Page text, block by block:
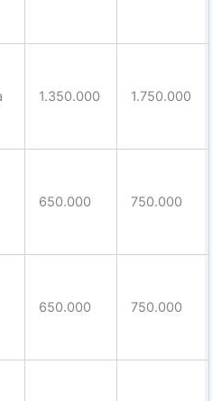
1.350.000 1.750.000
650.000 750.000
650.000 750.000